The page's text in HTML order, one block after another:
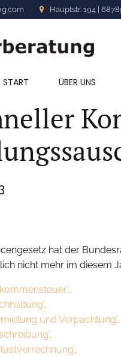
Hauptstr. 194 |
START ÜBER UNS
hat der
nicht mehr im diesem
und Verpachtung’…